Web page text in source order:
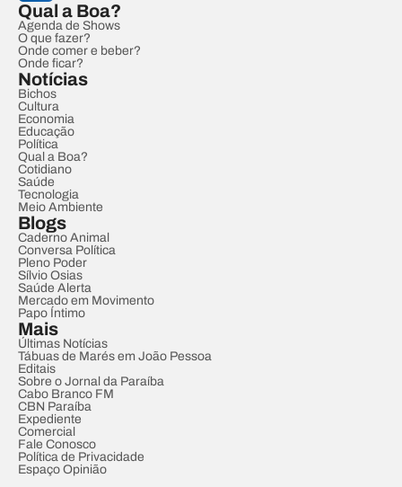
Qual a Boa?
Agenda de Shows
O que fazer?
Onde comer e beber?
Onde ficar?
Notícias
Bichos
Cultura
Economia
Educação
Política
Qual a Boa?
Cotidiano
Saúde
Tecnologia
Meio Ambiente
Blogs
Caderno Animal
Conversa Política
Pleno Poder
Sílvio Osias
Saúde Alerta
Mercado em Movimento
Papo Íntimo
Mais
Últimas Notícias
Tábuas de Marés em João Pessoa
Editais
Sobre o Jornal da Paraíba
Cabo Branco FM
CBN Paraíba
Expediente
Comercial
Fale Conosco
Política de Privacidade
Espaço Opinião